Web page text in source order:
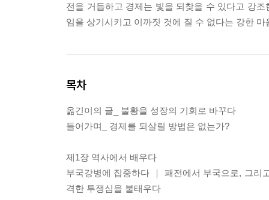
전을 거듭하고 경제는 빛을 되찾을 수 있다고 강
임을 상기시키고 이까짓 것에 질 수 없다는 강한
목차
옮긴이의 글_ 불황을 성장의 기회로 바꾸다
들어가며_ 경제를 되살릴 방법은 없는가?
제1장 역사에서 배우다
부국강병에 집중하다 ｜ 패전에서 부국으로, 그
격한 투쟁심을 불태우다